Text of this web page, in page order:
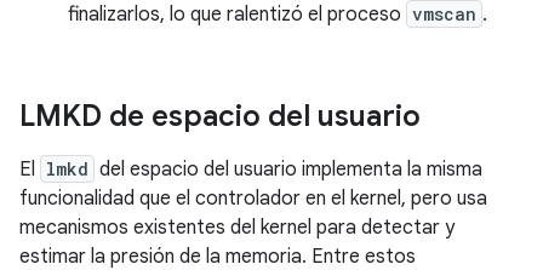
finalizarlos, lo que ralentizó el proceso vmscan .
LMKD de espacio del usuario
El lmkd del espacio del usuario implementa la misma
funcionalidad que el controlador en el kernel, pero usa
mecanismos existentes del kernel para detectar y
estimar la presión de la memoria. Entre estos